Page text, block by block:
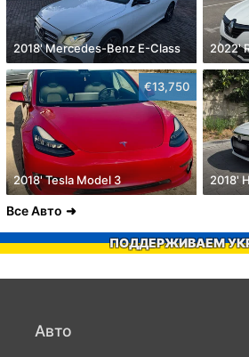
2018' Mercedes-Benz E-Class 2022'
€13,750
2018' Tesla Model 3 2018'
Все Авто
ПОДДЕРЖИВАЕМ
Авто